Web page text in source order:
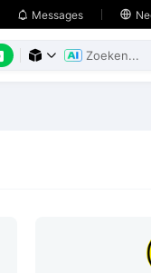
 Messages 
 